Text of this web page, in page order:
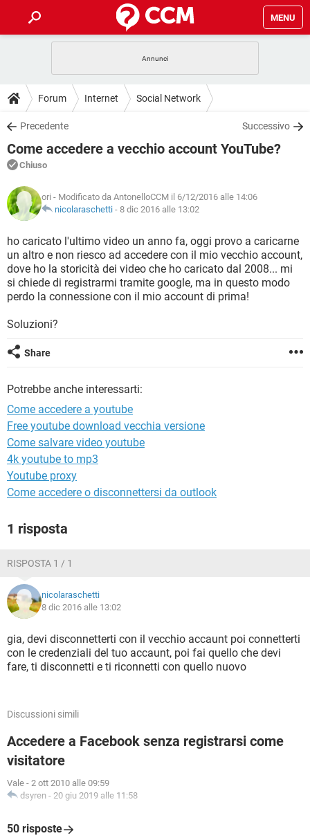
MENU
INTRATTENIMENTO ANDROID
iOS
INSTAGRAM WHATSAPP
TIKTOK
HARDWARE
GUIDE
COVID-19
iOS
INSTAGRAM
TIKTOK FACEBOOK
DOWNLOAD
COVID-19 GAMING
INTRATTENIMENTO
iOS WINDOWS 10
INSTAGRAM
TIKTOK FACEBOOK
HARDWARE
FORUM
COVID-19
INTRATTENIMENTO ANDROID
INSTAGRAM WHATSAPP
TIKTOK FACEBOOK
HARDWARE
GLOSSARIO
COVID-19
INTRATTENIMENTO ANDROID
iOS WINDOWS 10
INSTAGRAM WHATSAPP
Forum Internet Social Network
Precedente Successivo
Come accedere a vecchio account YouTube?
Chiuso
ori - Modificato da AntonelloCCM il 6/12/2016 alle 14:06
nicolaraschetti - 8 dic 2016 alle 13:02
ho caricato l'ultimo video un anno fa, oggi provo a caricarne
un altro e non riesco ad accedere con il mio vecchio account,
dove ho la storicità dei video che ho caricato dal 2008... mi
si chiede di registrarmi tramite google, ma in questo modo
perdo la connessione con il mio account di prima!
Soluzioni?
Share
Potrebbe anche interessarti:
Come accedere a youtube
Free youtube download vecchia versione
Come salvare video youtube
4k youtube to mp3
Youtube proxy
Come accedere o disconnettersi da outlook
1 risposta
RISPOSTA 1 / 1
nicolaraschetti
8 dic 2016 alle 13:02
gia, devi disconnetterti con il vecchio accaunt poi connetterti
con le credenziali del tuo accaunt, poi fai quello che devi
fare, ti disconnetti e ti riconnetti con quello nuovo
Discussioni simili
Accedere a Facebook senza registrarsi come
visitatore
Vale - 2 ott 2010 alle 09:59
dsyren - 20 giu 2019 alle 11:58
50 risposte